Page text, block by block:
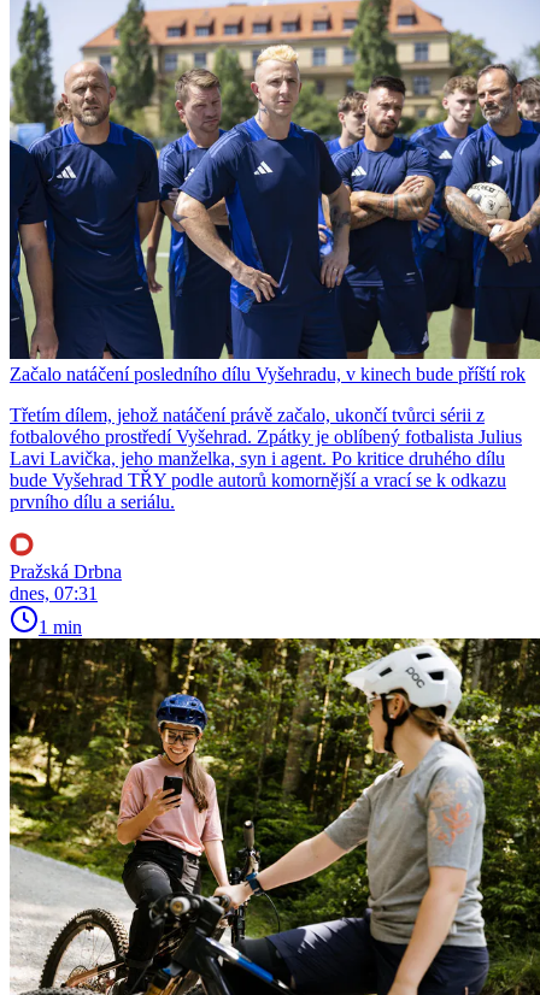
Začalo natáčení posledního dílu Vyšehradu, v kinech bude příští rok
Třetím dílem, jehož natáčení právě začalo, ukončí tvůrci sérii z
fotbalového prostředí Vyšehrad. Zpátky je oblíbený fotbalista Julius
Lavi Lavička, jeho manželka, syn i agent. Po kritice druhého dílu
bude Vyšehrad TŘY podle autorů komornější a vrací se k odkazu
prvního dílu a seriálu.
Pražská Drbna
dnes, 07:31
1 min